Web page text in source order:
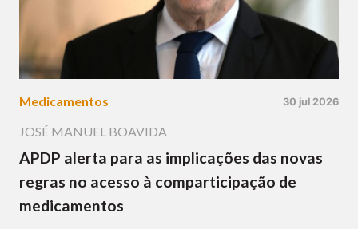
Medicamentos 30 jul 2026
JOSÉ MANUEL BOAVIDA
APDP alerta para as implicações das novas
regras no acesso à comparticipação de
medicamentos